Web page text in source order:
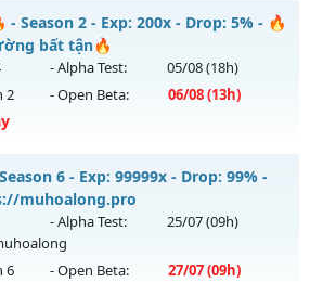
Webzen
HACK
Chơi-Lối Chơi Cực Cuốn
- Mở máy chủ
Webzen
Season 2 - Exp: 200x - Drop: 5% - 🔥
bất tận🔥
- Alpha Test: 05/08(18h)
2 - Open Beta: 06/08(13h)
🔥PK máu lửa,Thiên Đường bất tận🔥
- Mở máy chủ
6 - Exp: 99999x - Drop: 99% -
muhoalong.pro
- Alpha Test: 25/07(09h)
6 - Open Beta: 27/07(09h)